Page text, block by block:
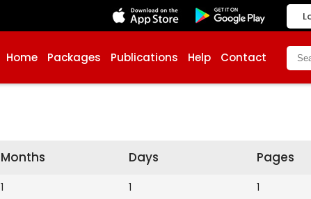
Home Packages Publications Help Contact
Months
1
Days
1
Pages
1